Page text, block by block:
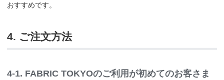
おすすめです。
4. ご注文方法
4-1. FABRIC TOKYOのご利用が初めてのお客さま